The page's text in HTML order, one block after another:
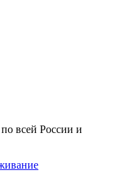
всей России и